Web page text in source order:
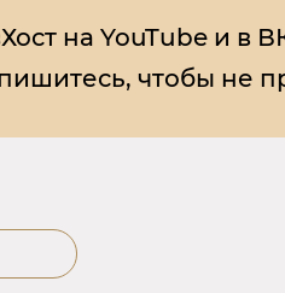
на YouTube и в
чтобы не